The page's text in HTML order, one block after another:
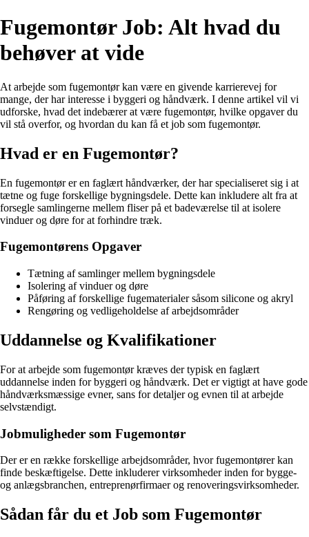
Fugemontør Job: Alt hvad du
behøver at vide
At arbejde som fugemontør kan være en givende karrierevej for
mange, der har interesse i byggeri og håndværk. I denne artikel vil vi
udforske, hvad det indebærer at være fugemontør, hvilke opgaver du
vil stå overfor, og hvordan du kan få et job som fugemontør.
Hvad er en Fugemontør?
En fugemontør er en faglært håndværker, der har specialiseret sig i at
tætne og fuge forskellige bygningsdele. Dette kan inkludere alt fra at
forsegle samlingerne mellem fliser på et badeværelse til at isolere
vinduer og døre for at forhindre træk.
Fugemontørens Opgaver
Tætning af samlinger mellem bygningsdele
Isolering af vinduer og døre
Påføring af forskellige fugematerialer såsom silicone og akryl
Rengøring og vedligeholdelse af arbejdsområder
Uddannelse og Kvalifikationer
For at arbejde som fugemontør kræves der typisk en faglært
uddannelse inden for byggeri og håndværk. Det er vigtigt at have gode
håndværksmæssige evner, sans for detaljer og evnen til at arbejde
selvstændigt.
Jobmuligheder som Fugemontør
Der er en række forskellige arbejdsområder, hvor fugemontører kan
finde beskæftigelse. Dette inkluderer virksomheder inden for bygge-
og anlægsbranchen, entreprenørfirmaer og renoveringsvirksomheder.
Sådan får du et Job som Fugemontør